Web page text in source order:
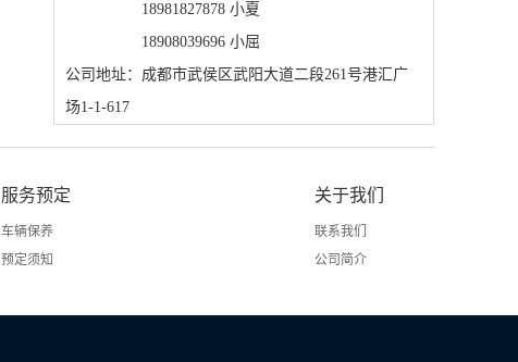
18981827878 小夏
18908039696 小屈
公司地址：成都市武侯区武阳大道二段261号港汇广
场1-1-617
服务预定
车辆保养
预定须知
关于我们
联系我们
公司简介